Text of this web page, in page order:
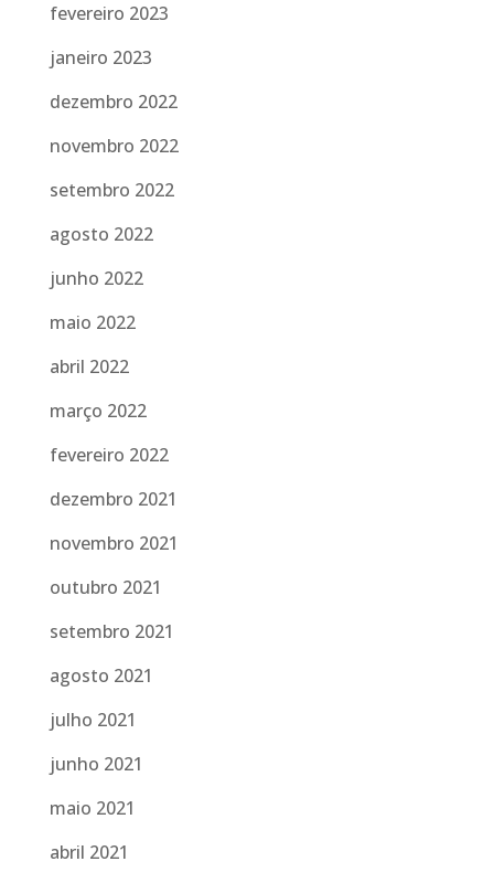
fevereiro 2023
janeiro 2023
dezembro 2022
novembro 2022
setembro 2022
agosto 2022
junho 2022
maio 2022
abril 2022
março 2022
fevereiro 2022
dezembro 2021
novembro 2021
outubro 2021
setembro 2021
agosto 2021
julho 2021
junho 2021
maio 2021
abril 2021